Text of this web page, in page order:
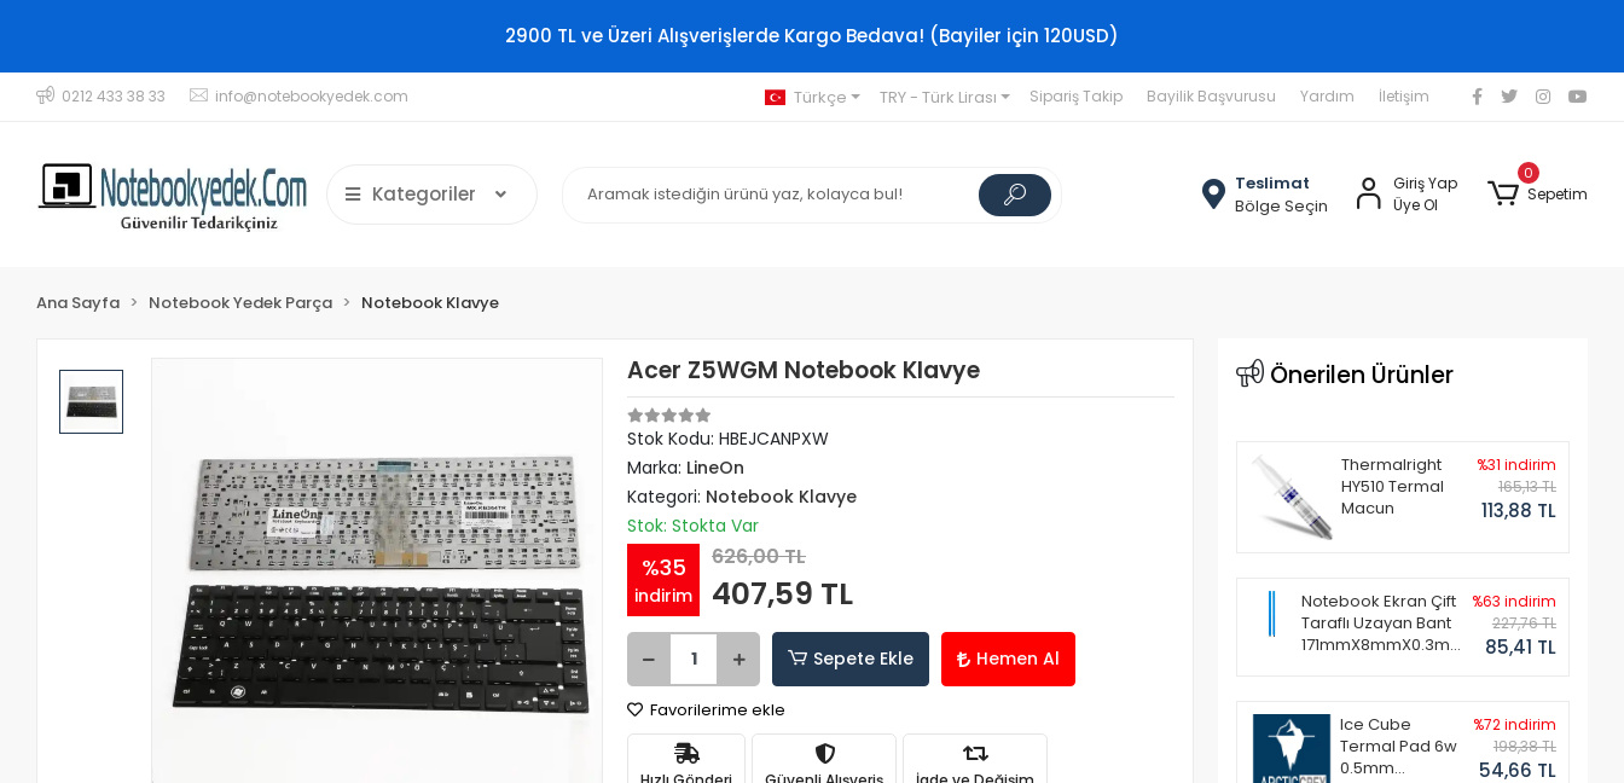
2900 TL ve Üzeri Alışverişlerde Kargo Bedava! (Bayiler için 120USD)
0212 433 38 33 info@notebookyedek.com Türkçe TRY - Türk Lirası Sipariş Takip Bayilik Başvurusu Yardım İletişim
Kategoriler
Teslimat
Bölge Seçin
Giriş Yap
Üye Ol
0
Sepetim
Ana Sayfa Notebook Yedek Parça Notebook Klavye
Acer Z5WGM Notebook Klavye
Stok Kodu: HBEJCANPXW
Marka: LineOn
Kategori: Notebook Klavye
Stok: Stokta Var
%35
indirim
626,00 TL
407,59 TL
Sepete Ekle Hemen Al
Favorilerime ekle
Önerilen Ürünler
Thermalright
HY510 Termal
Macun
%31 indirim
165,13 TL
113,88 TL
Notebook Ekran Çift
Taraflı Uzayan Bant
171mmX8mmX0.3mm
%63 indirim
227,76 TL
85,41 TL
Ice Cube
Termal Pad 6w
0.5mm
%72 indirim
198,38 TL
54,66 TL